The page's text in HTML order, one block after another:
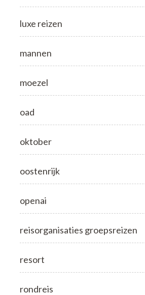
luxe reizen
mannen
moezel
oad
oktober
oostenrijk
openai
reisorganisaties groepsreizen
resort
rondreis